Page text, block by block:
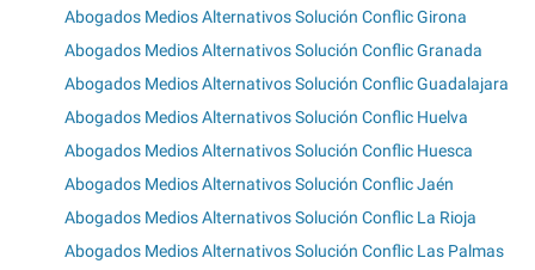
Abogados Medios Alternativos Solución Conflic Girona
Abogados Medios Alternativos Solución Conflic Granada
Abogados Medios Alternativos Solución Conflic Guadalajara
Abogados Medios Alternativos Solución Conflic Huelva
Abogados Medios Alternativos Solución Conflic Huesca
Abogados Medios Alternativos Solución Conflic Jaén
Abogados Medios Alternativos Solución Conflic La Rioja
Abogados Medios Alternativos Solución Conflic Las Palmas